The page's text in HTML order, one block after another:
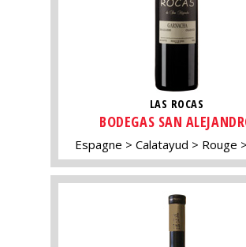
LAS ROCAS
BODEGAS SAN
Espagne Calatayud Rouge